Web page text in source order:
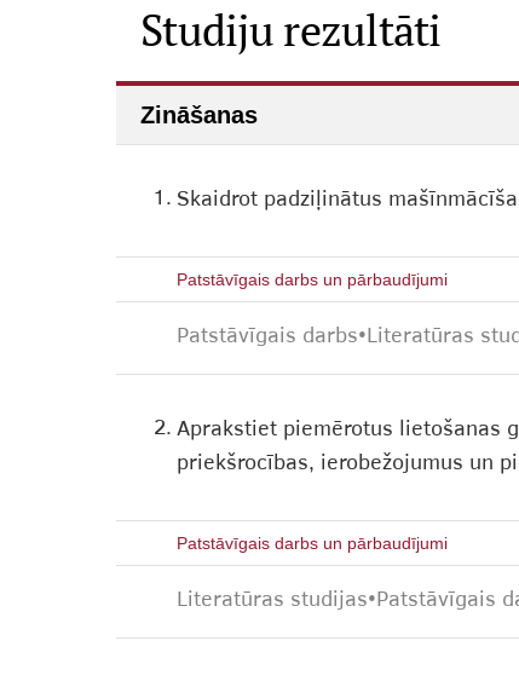
Studiju rezultāti
Zināšanas
1. Skaidrot padziļinātus
Patstāvīgais darbs un pārbaudījumi
Patstāvīgais darbs•Literatūras
2. Aprakstiet piemērotus lietošanas
priekšrocības, ierobežojumus un
Patstāvīgais darbs un pārbaudījumi
Literatūras studijas•Patstāvīgais